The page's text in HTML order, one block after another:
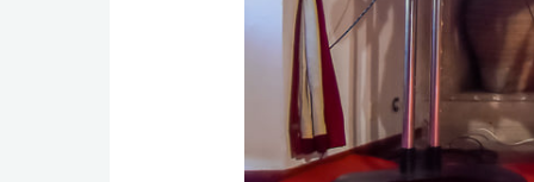
Torrejón
Ardoz